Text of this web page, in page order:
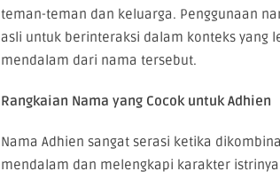
teman-teman dan keluarga. Penggunaan
asli untuk berinteraksi dalam konteks yang
mendalam dari nama tersebut.
Rangkaian Nama yang Cocok untuk Adhien
Nama Adhien sangat serasi ketika
mendalam dan melengkapi karakter